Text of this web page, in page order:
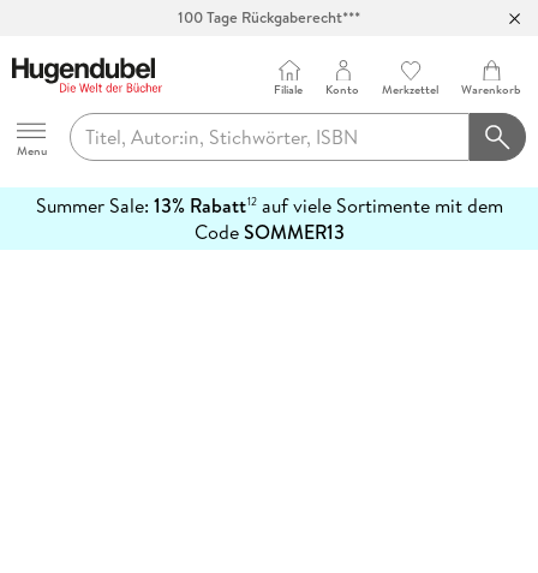
100 Tage Rückgaberecht***
Hugendubel
Menu
Filiale Konto Merkzettel Warenkorb
Summer Sale: 13% Rabatt12auf viele Sortimente mit dem
CodeSOMMER13
erfahren